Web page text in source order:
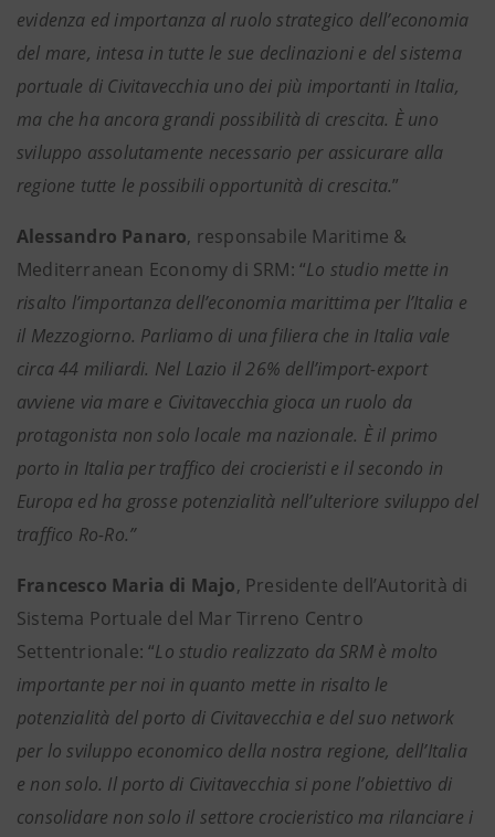
evidenza ed importanza al ruolo strategico dell’economia
del mare, intesa in tutte le sue declinazioni e del sistema
portuale di Civitavecchia uno dei più importanti in Italia,
ma che ha ancora grandi possibilità di crescita. È uno
sviluppo assolutamente necessario per assicurare alla
regione tutte le possibili opportunità di crescita.”
Alessandro Panaro, responsabile Maritime &
Mediterranean Economy di SRM: “Lo studio mette in
risalto l’importanza dell’economia marittima per l’Italia e
il Mezzogiorno. Parliamo di una filiera che in Italia vale
circa 44 miliardi. Nel Lazio il 26% dell’import-export
avviene via mare e Civitavecchia gioca un ruolo da
protagonista non solo locale ma nazionale. È il primo
porto in Italia per traffico dei crocieristi e il secondo in
Europa ed ha grosse potenzialità nell’ulteriore sviluppo del
traffico Ro-Ro.”
Francesco Maria di Majo, Presidente dell’Autorità di
Sistema Portuale del Mar Tirreno Centro
Settentrionale: “Lo studio realizzato da SRM è molto
importante per noi in quanto mette in risalto le
potenzialità del porto di Civitavecchia e del suo network
per lo sviluppo economico della nostra regione, dell’Italia
e non solo. Il porto di Civitavecchia si pone l’obiettivo di
consolidare non solo il settore crocieristico ma rilanciare i